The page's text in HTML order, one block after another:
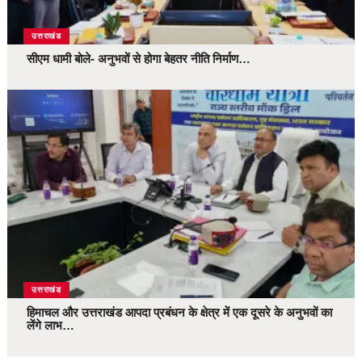
उत्तराखंड
सीएम धामी बोले- अनुभवों से होगा बेहतर नीति निर्माण…
उत्तराखंड
हिमाचल और उत्तराखंड आपदा प्रबंधन के क्षेत्र में एक दूसरे के अनुभवों का
लेंगे लाभ…